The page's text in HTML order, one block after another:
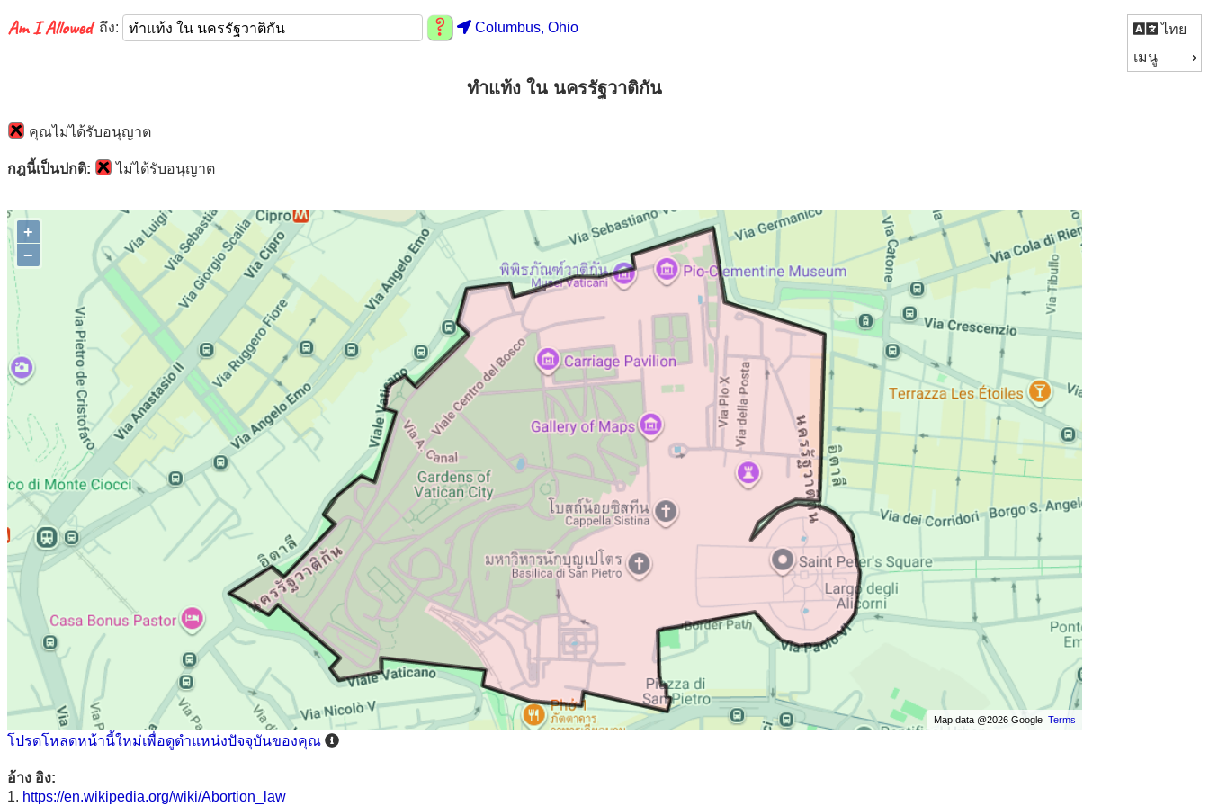
ไทย
เมนู
ถึง: Columbus, Ohio
ทำแท้ง ใน นครรัฐวาติกัน
คุณไม่ได้รับอนุญาต
กฎนี้เป็นปกติ: ไม่ได้รับอนุญาต
+
−
Map data @2026 Google Terms
โปรดโหลดหน้านี้ใหม่เพื่อดูตำแหน่งปัจจุบันของคุณ
อ้าง อิง:
1. https://en.wikipedia.org/wiki/Abortion_law